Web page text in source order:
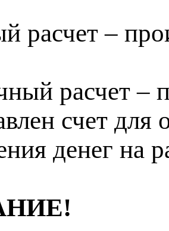
расчет –
расчет –
счет для
денег на